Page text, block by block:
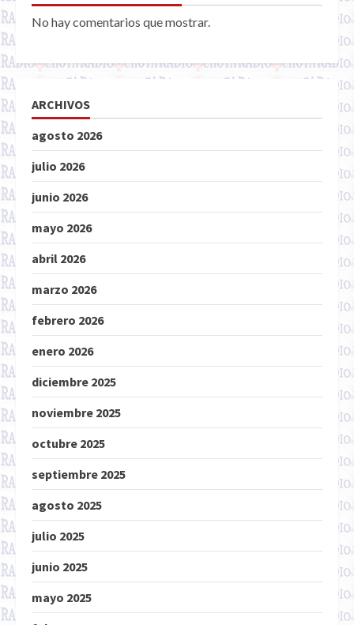
No hay comentarios que mostrar.
ARCHIVOS
agosto 2026
julio 2026
junio 2026
mayo 2026
abril 2026
marzo 2026
febrero 2026
enero 2026
diciembre 2025
noviembre 2025
octubre 2025
septiembre 2025
agosto 2025
julio 2025
junio 2025
mayo 2025